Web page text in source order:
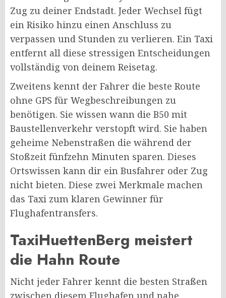
Zug zu deiner Endstadt. Jeder Wechsel fügt
ein Risiko hinzu einen Anschluss zu
verpassen und Stunden zu verlieren. Ein Taxi
entfernt all diese stressigen Entscheidungen
vollständig von deinem Reisetag.
Zweitens kennt der Fahrer die beste Route
ohne GPS für Wegbeschreibungen zu
benötigen. Sie wissen wann die B50 mit
Baustellenverkehr verstopft wird. Sie haben
geheime Nebenstraßen die während der
Stoßzeit fünfzehn Minuten sparen. Dieses
Ortswissen kann dir ein Busfahrer oder Zug
nicht bieten. Diese zwei Merkmale machen
das Taxi zum klaren Gewinner für
Flughafentransfers.
TaxiHuettenBerg meistert
die Hahn Route
Nicht jeder Fahrer kennt die besten Straßen
zwischen diesem Flughafen und nahe